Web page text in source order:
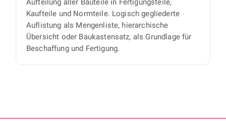
Aufteilung aller Bauteile in Fertigungsteile,
Kaufteile und Normteile. Logisch gegliederte
Auflistung als Mengenliste, hierarchische
Übersicht oder Baukastensatz, als Grundlage für
Beschaffung und Fertigung.